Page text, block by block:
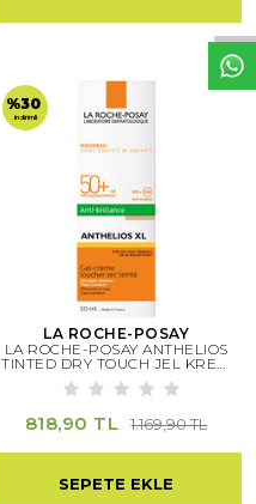
%30
indirimli
LA ROCHE-POSAY
LA ROCHE-POSAY ANTHELIOS
TINTED DRY TOUCH JEL KREM
SPF 50
818,90 TL 1.169,90 TL
SEPETE EKLE